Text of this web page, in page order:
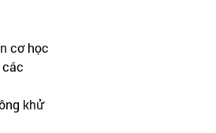
cơ học
khử